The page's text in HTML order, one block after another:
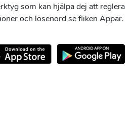
som kan hjälpa dej att reglera
och lösenord se fliken Appar.